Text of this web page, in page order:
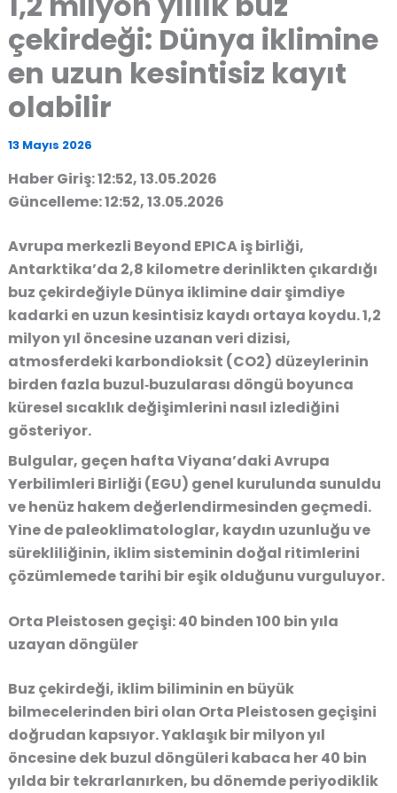
çekirdeği: Dünya iklimine
en uzun kesintisiz kayıt
olabilir
13 Mayıs 2026
Haber Giriş: 12:52, 13.05.2026
Güncelleme: 12:52, 13.05.2026
Avrupa merkezli Beyond EPICA iş birliği,
Antarktika’da 2,8 kilometre derinlikten çıkardığı
buz çekirdeğiyle Dünya iklimine dair şimdiye
kadarki en uzun kesintisiz kaydı ortaya koydu. 1,2
milyon yıl öncesine uzanan veri dizisi,
atmosferdeki karbondioksit (CO2) düzeylerinin
birden fazla buzul‑buzularası döngü boyunca
küresel sıcaklık değişimlerini nasıl izlediğini
gösteriyor.
Bulgular, geçen hafta Viyana’daki Avrupa
Yerbilimleri Birliği (EGU) genel kurulunda sunuldu
ve henüz hakem değerlendirmesinden geçmedi.
Yine de paleoklimatologlar, kaydın uzunluğu ve
sürekliliğinin, iklim sisteminin doğal ritimlerini
çözümlemede tarihi bir eşik olduğunu vurguluyor.
Orta Pleistosen geçişi: 40 binden 100 bin yıla
uzayan döngüler
Buz çekirdeği, iklim biliminin en büyük
bilmecelerinden biri olan Orta Pleistosen geçişini
doğrudan kapsıyor. Yaklaşık bir milyon yıl
öncesine dek buzul döngüleri kabaca her 40 bin
yılda bir tekrarlanırken, bu dönemde periyodiklik